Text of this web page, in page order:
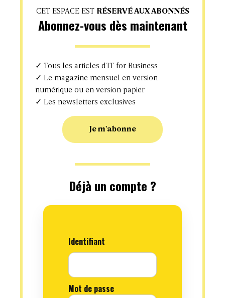
CET ESPACE EST RÉSERVÉ AUX ABONNÉS
Abonnez-vous dès maintenant
✓ Tous les articles d’IT for Business
✓ Le magazine mensuel en version
numérique ou en version papier
✓ Les newsletters exclusives
Je m'abonne
Déjà un compte ?
Identifiant
Mot de passe
Gouvernance
@Work
Eco
RH
Nos sites
Studio IT for Business
En soumettant mon adresse e-mail, je confirme que je veux recevoir
Équipe commerciale